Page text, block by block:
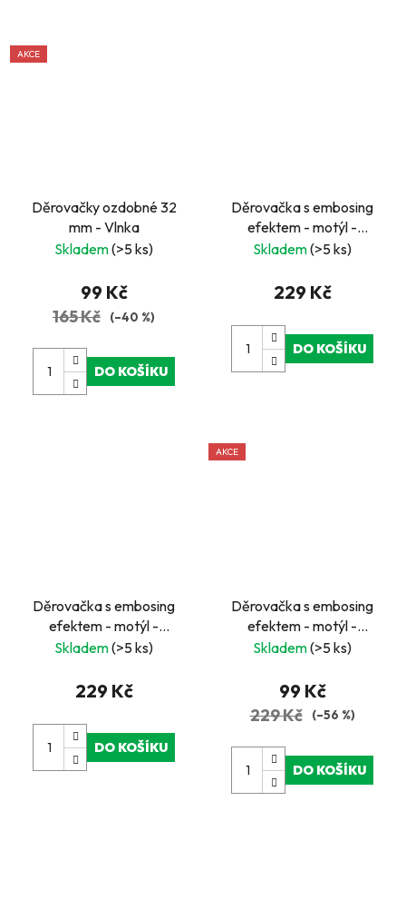
AKCE
Děrovačky ozdobné 32
mm - Vlnka
Skladem(>5 ks)
99 Kč
165 Kč (–40 %)
DO KOŠÍKU
Děrovačka s embosing
efektem - motýl -
EO32/29
Skladem(>5 ks)
229 Kč
DO KOŠÍKU
Děrovačka s embosing
efektem - motýl -
EO32/39
Skladem(>5 ks)
229 Kč
DO KOŠÍKU
AKCE
Děrovačka s embosing
efektem - motýl -
EO32/33
Skladem(>5 ks)
99 Kč
229 Kč (–56 %)
DO KOŠÍKU